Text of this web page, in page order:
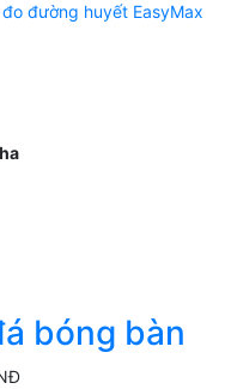
đường huyết EasyMax
bóng bàn